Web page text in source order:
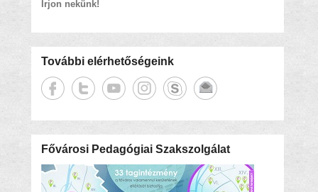
Írjon nekünk!
További elérhetőségeink
Fővárosi Pedagógiai Szakszolgálat